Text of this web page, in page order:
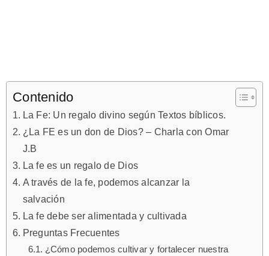
Contenido
La Fe: Un regalo divino según Textos bíblicos.
¿La FE es un don de Dios? – Charla con Omar
J.B
La fe es un regalo de Dios
A través de la fe, podemos alcanzar la
salvación
La fe debe ser alimentada y cultivada
Preguntas Frecuentes
¿Cómo podemos cultivar y fortalecer nuestra